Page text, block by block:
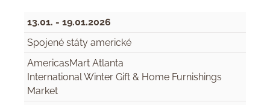
13.01. - 19.01.2026
Spojené státy americké
AmericasMart Atlanta
International Winter Gift & Home Furnishings
Market